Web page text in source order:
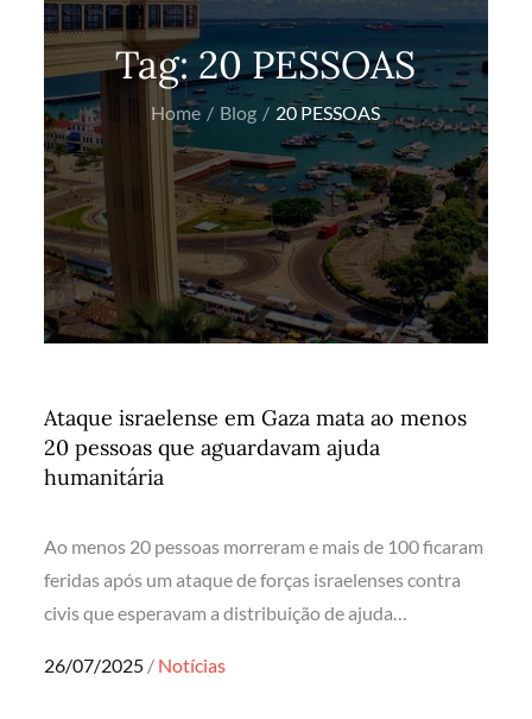
Tag: 20 PESSOAS
Home Blog 20 PESSOAS
Ataque israelense em Gaza mata ao menos
20 pessoas que aguardavam ajuda
humanitária
Ao menos 20 pessoas morreram e mais de 100 ficaram
feridas após um ataque de forças israelenses contra
civis que esperavam a distribuição de ajuda…
Posted
26/07/2025 Notícias